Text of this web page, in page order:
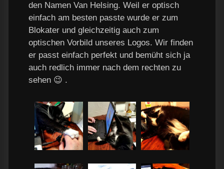
den Namen Van Helsing. Weil er optisch
einfach am besten passte wurde er zum
Blokater und gleichzeitig auch zum
optischen Vorbild unseres Logos. Wir finden
er passt einfach perfekt und bemüht sich ja
auch redlich immer nach dem rechten zu
sehen 😉 .